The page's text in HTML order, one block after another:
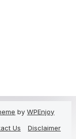
byWPEnjoy
Us
Disclaimer